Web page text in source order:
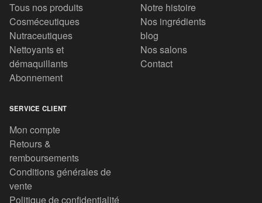
Tous nos produits
Cosméceutiques
Nutraceutiques
Nettoyants et
démaquillants
Abonnement
Notre histoire
Nos ingrédients
blog
Nos salons
Contact
SERVICE CLIENT
Mon compte
Retours &
remboursements
Conditions générales de
vente
Politique de confidentialité